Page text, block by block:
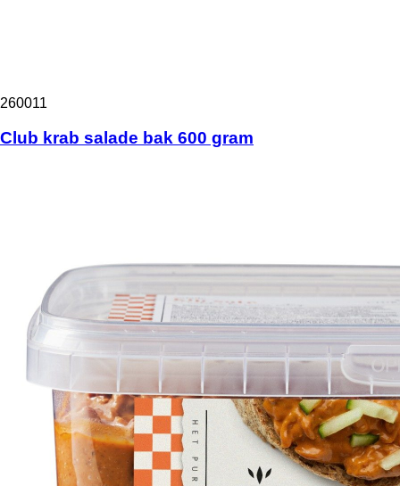
260011
Club krab salade bak 600 gram